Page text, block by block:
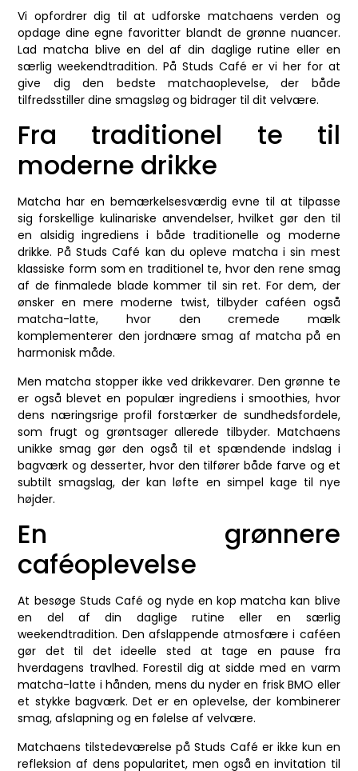
Vi opfordrer dig til at udforske matchaens verden og
opdage dine egne favoritter blandt de grønne nuancer.
Lad matcha blive en del af din daglige rutine eller en
særlig weekendtradition. På Studs Café er vi her for at
give dig den bedste matchaoplevelse, der både
tilfredsstiller dine smagsløg og bidrager til dit velvære.
Fra traditionel te til
moderne drikke
Matcha har en bemærkelsesværdig evne til at tilpasse
sig forskellige kulinariske anvendelser, hvilket gør den til
en alsidig ingrediens i både traditionelle og moderne
drikke. På Studs Café kan du opleve matcha i sin mest
klassiske form som en traditionel te, hvor den rene smag
af de finmalede blade kommer til sin ret. For dem, der
ønsker en mere moderne twist, tilbyder caféen også
matcha-latte, hvor den cremede mælk
komplementerer den jordnære smag af matcha på en
harmonisk måde.
Men matcha stopper ikke ved drikkevarer. Den grønne te
er også blevet en populær ingrediens i smoothies, hvor
dens næringsrige profil forstærker de sundhedsfordele,
som frugt og grøntsager allerede tilbyder. Matchaens
unikke smag gør den også til et spændende indslag i
bagværk og desserter, hvor den tilfører både farve og et
subtilt smagslag, der kan løfte en simpel kage til nye
højder.
En grønnere
caféoplevelse
At besøge Studs Café og nyde en kop matcha kan blive
en del af din daglige rutine eller en særlig
weekendtradition. Den afslappende atmosfære i caféen
gør det til det ideelle sted at tage en pause fra
hverdagens travlhed. Forestil dig at sidde med en varm
matcha-latte i hånden, mens du nyder en frisk BMO eller
et stykke bagværk. Det er en oplevelse, der kombinerer
smag, afslapning og en følelse af velvære.
Matchaens tilstedeværelse på Studs Café er ikke kun en
refleksion af dens popularitet, men også en invitation til